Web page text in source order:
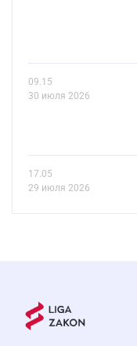
09.15
30 июля 2026
17.05
29 июля 2026